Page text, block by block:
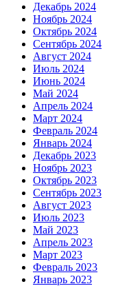
Декабрь 2024
Ноябрь 2024
Октябрь 2024
Сентябрь 2024
Август 2024
Июль 2024
Июнь 2024
Май 2024
Апрель 2024
Март 2024
Февраль 2024
Январь 2024
Декабрь 2023
Ноябрь 2023
Октябрь 2023
Сентябрь 2023
Август 2023
Июль 2023
Май 2023
Апрель 2023
Март 2023
Февраль 2023
Январь 2023